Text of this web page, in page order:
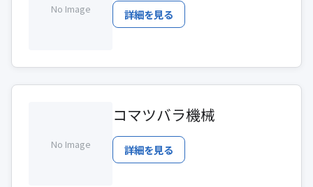
No Image 詳細を見る
No Image
コマツバラ機械
詳細を見る